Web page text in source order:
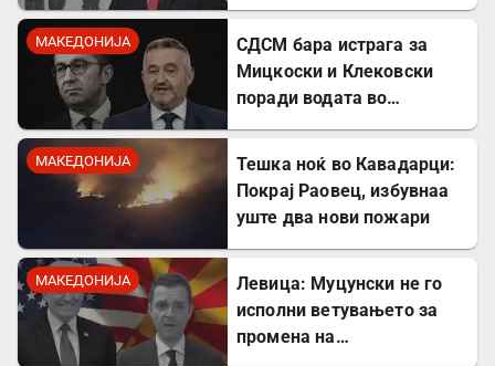
МАКЕДОНИЈА
СДСМ бара истрага за
Мицкоски и Клековски
поради водата во
МАКЕДОНИЈА
Тешка ноќ во Кавадарци:
Покрај Раовец, избувнаа
уште два нови пожари
МАКЕДОНИЈА
Левица: Муцунски не го
исполни ветувањето за
промена на